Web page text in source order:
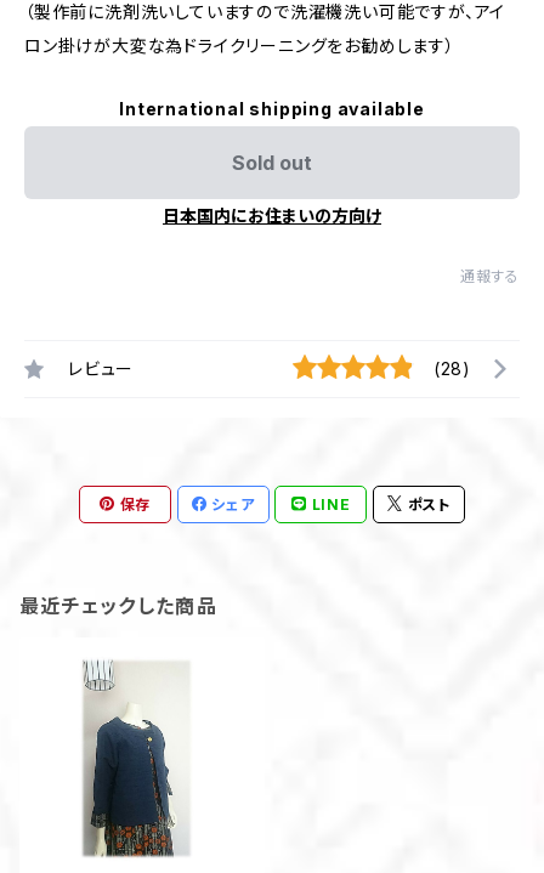
（製作前に洗剤洗いしていますので洗濯機洗い可能ですが、アイ
ロン掛けが大変な為ドライクリーニングをお勧めします）
International shipping available
Sold out
日本国内にお住まいの方向け
通報する
レビュー (28)
保存 シェア LINE ポスト
最近チェックした商品